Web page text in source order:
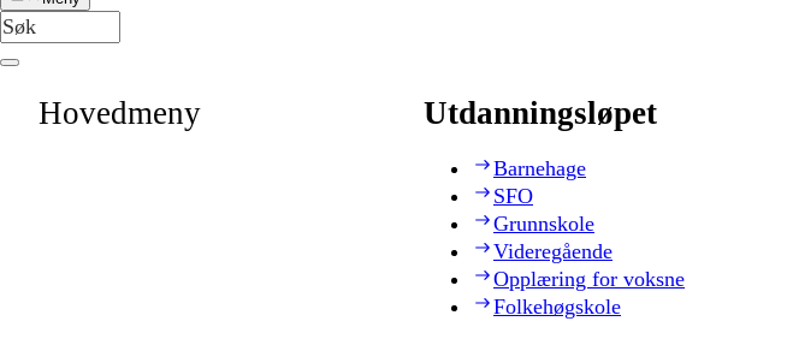
Hovedmeny Utdanningsløpet
Barnehage
SFO
Grunnskole
Videregående
Opplæring for voksne
Folkehøgskole